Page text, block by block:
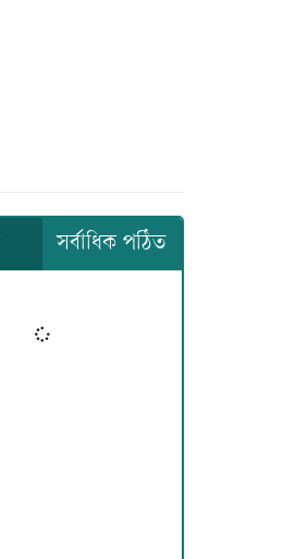
সর্বাধিক পঠিত